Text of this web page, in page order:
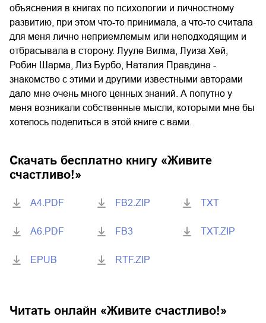
объяснения в книгах по психологии и личностному
развитию, при этом что-то принимала, а что-то считала
для меня лично неприемлемым или неподходящим и
отбрасывала в сторону. Лууле Вилма, Луиза Хей,
Робин Шарма, Лиз Бурбо, Наталия Правдина -
знакомство с этими и другими известными авторами
дало мне очень много ценных знаний. А попутно у
меня возникали собственные мысли, которыми мне бы
хотелось поделиться в этой книге с вами.
Скачать бесплатно книгу «Живите
счастливо!»
A4.PDF
A6.PDF
EPUB
FB2.ZIP
FB3
RTF.ZIP
TXT
TXT.ZIP
Читать онлайн «Живите счастливо!»